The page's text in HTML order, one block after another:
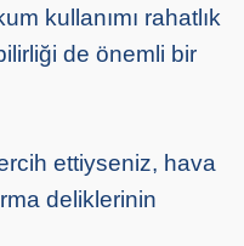
kullanımı rahatlık
de önemli bir
ettiyseniz, hava
deliklerinin